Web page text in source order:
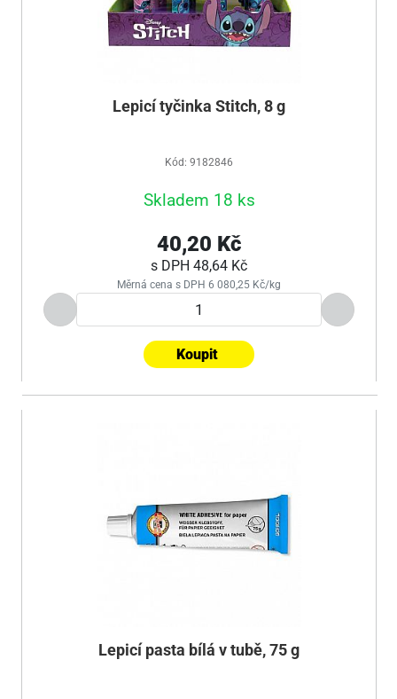
Lepicí tyčinka Stitch, 8 g
Kód: 9182846
Skladem 18 ks
40,20 Kč
s DPH 48,64 Kč
Měrná cena s DPH 6 080,25 Kč/kg
Koupit
Lepicí pasta bílá v tubě, 75 g